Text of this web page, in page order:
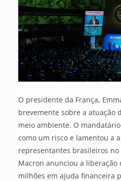
O presidente da França,
brevemente sobre a atuação
meio ambiente. O
como um risco e lamentou a
representantes brasileiros
Macron anunciou a liberação
milhões em ajuda financeira